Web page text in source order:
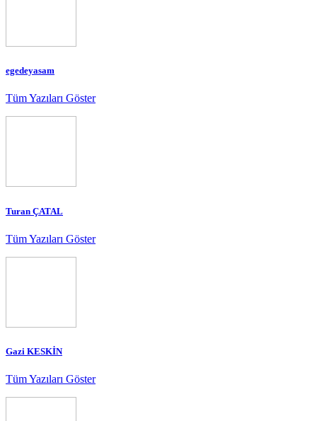
egedeyasam
Tüm Yazıları Göster
Turan ÇATAL
Tüm Yazıları Göster
Gazi KESKİN
Tüm Yazıları Göster